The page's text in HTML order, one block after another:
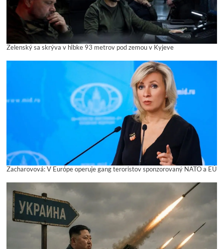
Zelenský sa skrýva v hĺbke 93 metrov pod zemou v Kyjeve
Zacharovová: V Európe operuje gang teroristov sponzorovaný NATO a EÚ